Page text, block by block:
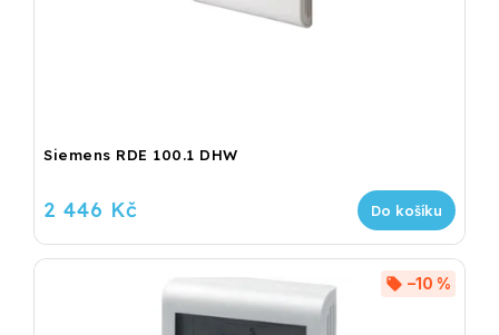
Siemens RDE 100.1 DHW
2 446 Kč Do košíku
–10 %